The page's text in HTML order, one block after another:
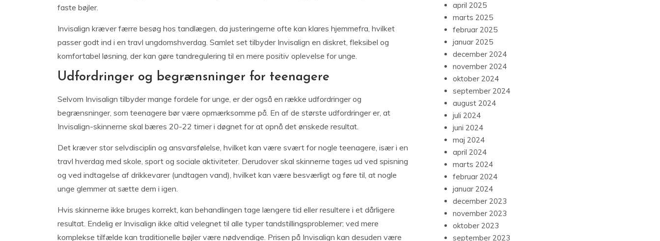
faste bøjler.
Invisalign kræver færre besøg hos tandlægen, da justeringerne ofte kan klares hjemmefra, hvilket
passer godt ind i en travl ungdomshverdag. Samlet set tilbyder Invisalign en diskret, fleksibel og
komfortabel løsning, der kan gøre tandregulering til en mere positiv oplevelse for unge.
Udfordringer og begrænsninger for teenagere
Selvom Invisalign tilbyder mange fordele for unge, er der også en række udfordringer og
begrænsninger, som teenagere bør være opmærksomme på. En af de største udfordringer er, at
Invisalign-skinnerne skal bæres 20-22 timer i døgnet for at opnå det ønskede resultat.
Det kræver stor selvdisciplin og ansvarsfølelse, hvilket kan være svært for nogle teenagere, især i en
travl hverdag med skole, sport og sociale aktiviteter. Derudover skal skinnerne tages ud ved spisning
og ved indtagelse af drikkevarer (undtagen vand), hvilket kan være besværligt og føre til, at nogle
unge glemmer at sætte dem i igen.
Hvis skinnerne ikke bruges korrekt, kan behandlingen tage længere tid eller resultere i et dårligere
resultat. Endelig er Invisalign ikke altid velegnet til alle typer tandstillingsproblemer; ved mere
komplekse tilfælde kan traditionelle bøjler være nødvendige. Prisen på Invisalign kan desuden være
april 2025
marts 2025
februar 2025
januar 2025
december 2024
november 2024
oktober 2024
september 2024
august 2024
juli 2024
juni 2024
maj 2024
april 2024
marts 2024
februar 2024
januar 2024
december 2023
november 2023
oktober 2023
september 2023